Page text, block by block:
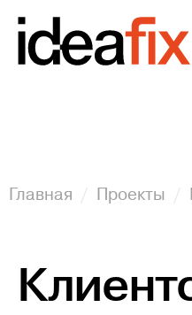
Главная Проекты